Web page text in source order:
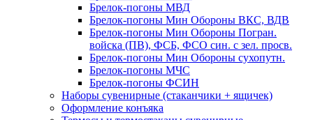
Брелок-погоны МВД
Брелок-погоны Мин Обороны ВКС, ВДВ
Брелок-погоны Мин Обороны Погран.
войска (ПВ), ФСБ, ФСО син. с зел. просв.
Брелок-погоны Мин Обороны сухопутн.
Брелок-погоны МЧС
Брелок-погоны ФСИН
Наборы сувенирные (стаканчики + ящичек)
Оформление конъяка